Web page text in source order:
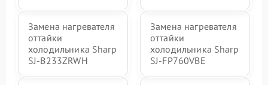
Замена нагревателя
оттайки
холодильника Sharp
SJ-B233ZRWH
Замена нагревателя
оттайки
холодильника Sharp
SJ-FP760VBE